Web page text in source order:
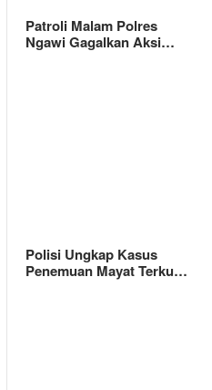
Patroli Malam Polres
Ngawi Gagalkan Aksi…
Polisi Ungkap Kasus
Penemuan Mayat Terku…